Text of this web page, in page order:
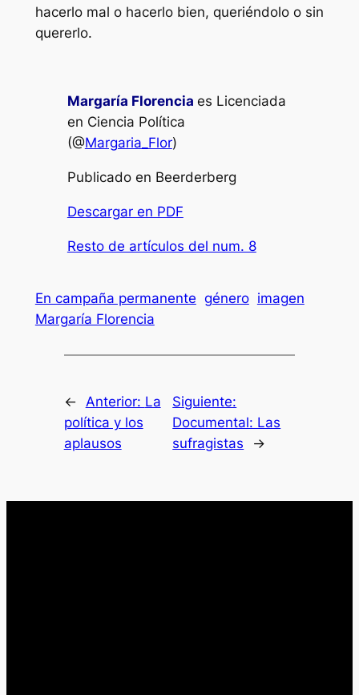
hacerlo mal o hacerlo bien, queriéndolo o sin
quererlo.
Margaría Florencia es Licenciada
en Ciencia Política
(@Margaria_Flor)
Publicado en Beerderberg
Descargar en PDF
Resto de artículos del num. 8
En campaña permanente género imagen
Margaría Florencia
← Anterior: La
política y los
aplausos
Siguiente:
Documental: Las
sufragistas
→